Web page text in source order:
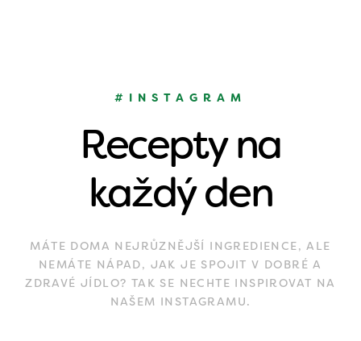
#INSTAGRAM
Recepty na
každý den
MÁTE DOMA NEJRŮZNĚJŠÍ INGREDIENCE, ALE
NEMÁTE NÁPAD, JAK JE SPOJIT V DOBRÉ A
ZDRAVÉ JÍDLO? TAK SE NECHTE INSPIROVAT NA
NAŠEM INSTAGRAMU.